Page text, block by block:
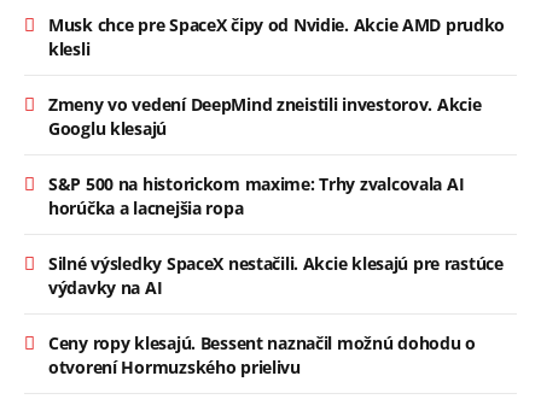
Musk chce pre SpaceX čipy od Nvidie. Akcie AMD prudko
klesli
Zmeny vo vedení DeepMind zneistili investorov. Akcie
Googlu klesajú
S&P 500 na historickom maxime: Trhy zvalcovala AI
horúčka a lacnejšia ropa
Silné výsledky SpaceX nestačili. Akcie klesajú pre rastúce
výdavky na AI
Ceny ropy klesajú. Bessent naznačil možnú dohodu o
otvorení Hormuzského prielivu